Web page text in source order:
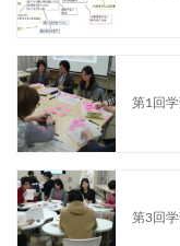
第1回
第3回